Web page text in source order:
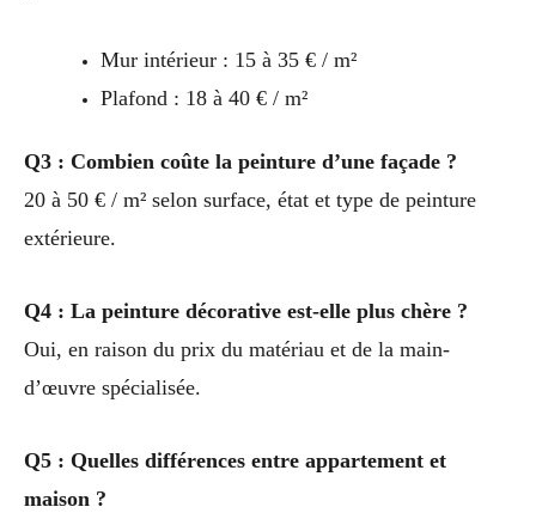
Mur intérieur : 15 à 35 € / m²
Plafond : 18 à 40 € / m²
Q3 : Combien coûte la peinture d’une façade ?
20 à 50 € / m² selon surface, état et type de peinture
extérieure.
Q4 : La peinture décorative est-elle plus chère ?
Oui, en raison du prix du matériau et de la main-
d’œuvre spécialisée.
Q5 : Quelles différences entre appartement et
maison ?